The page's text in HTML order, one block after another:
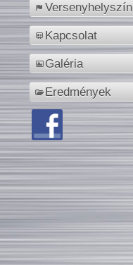
Versenyhelyszín
Kapcsolat
Galéria
Eredmények